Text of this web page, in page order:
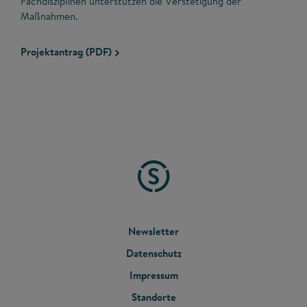
Maßnahmen.
Projektantrag (PDF)
FOOTER
MENU
Newsletter
Datenschutz
Impressum
Standorte